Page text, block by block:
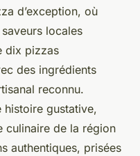
de
d’exception, où
locales
dix pizzas
des ingrédients
reconnu.
histoire gustative,
culinaire de la région
authentiques, prisées